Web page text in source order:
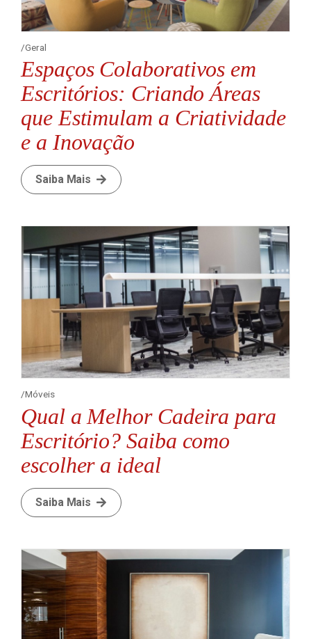
Geral
Espaços Colaborativos em
Escritórios: Criando Áreas
que Estimulam a Criatividade
e a Inovação
Saiba Mais
Móveis
Qual a Melhor Cadeira para
Escritório? Saiba como
escolher a ideal
Saiba Mais